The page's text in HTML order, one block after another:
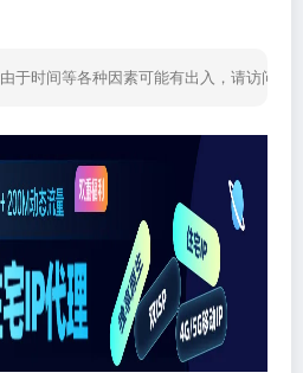
于时间等各种因素可能有出入，请访问网